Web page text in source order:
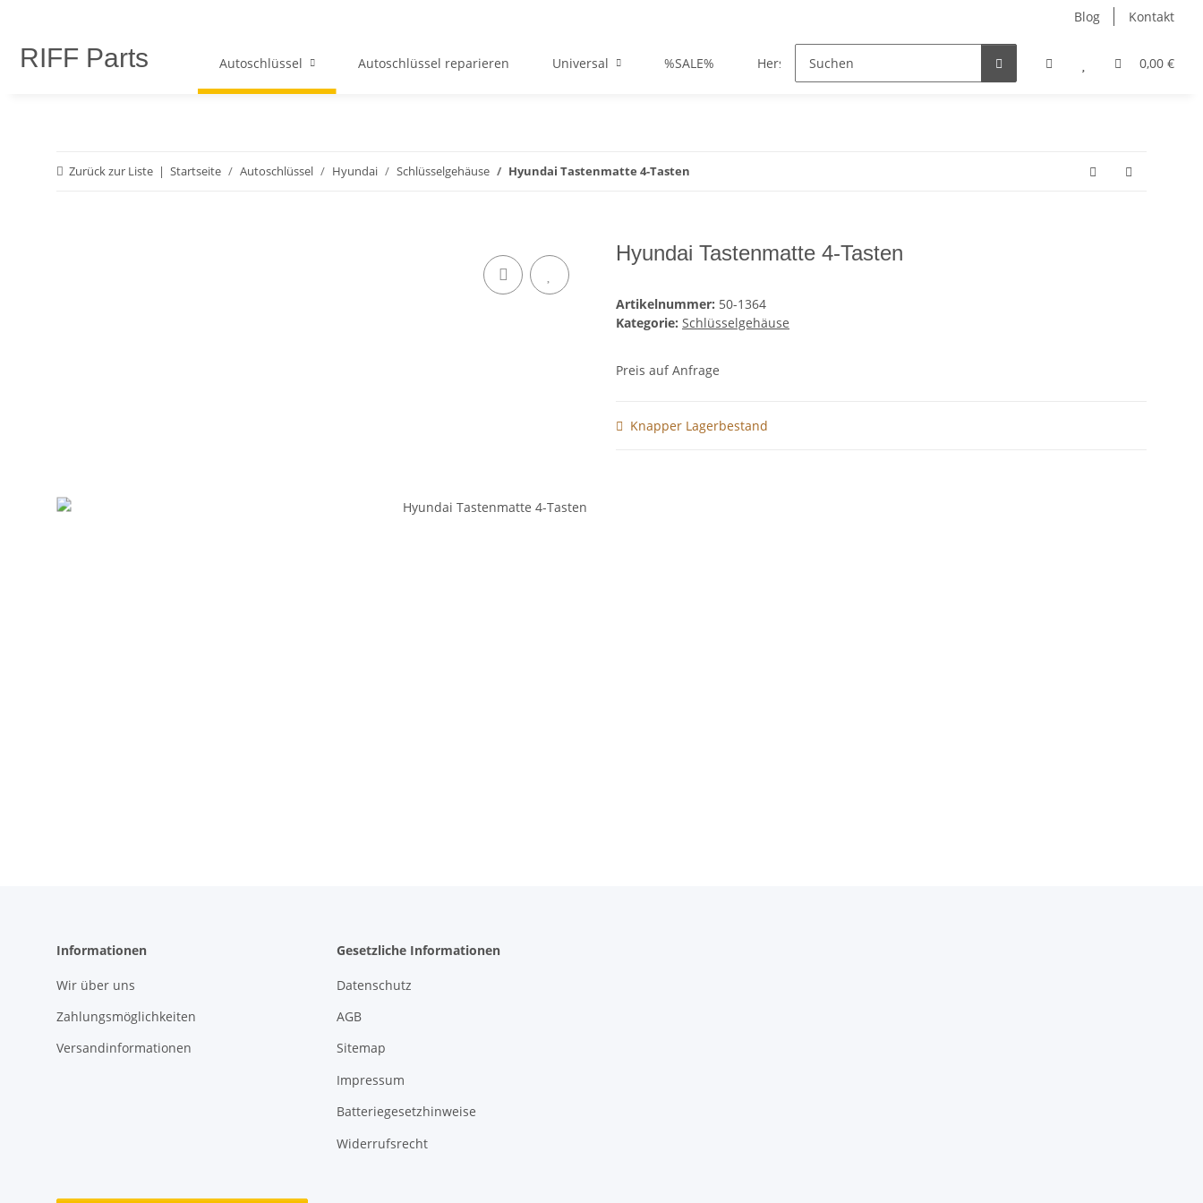
Blog Kontakt
RIFF Parts 0,00 €
Autoschlüssel Autoschlüssel reparieren Universal %SALE% Hersteller
Zurück zur Liste Startseite Autoschlüssel Hyundai Schlüsselgehäuse Hyundai Tastenmatte 4-Tasten
Hyundai Tastenmatte 4-Tasten
Artikelnummer: 50-1364
Kategorie: Schlüsselgehäuse
Preis auf Anfrage
Knapper Lagerbestand
Informationen
Wir über uns
Zahlungsmöglichkeiten
Versandinformationen
Gesetzliche Informationen
Datenschutz
AGB
Sitemap
Impressum
Batteriegesetzhinweise
Widerrufsrecht